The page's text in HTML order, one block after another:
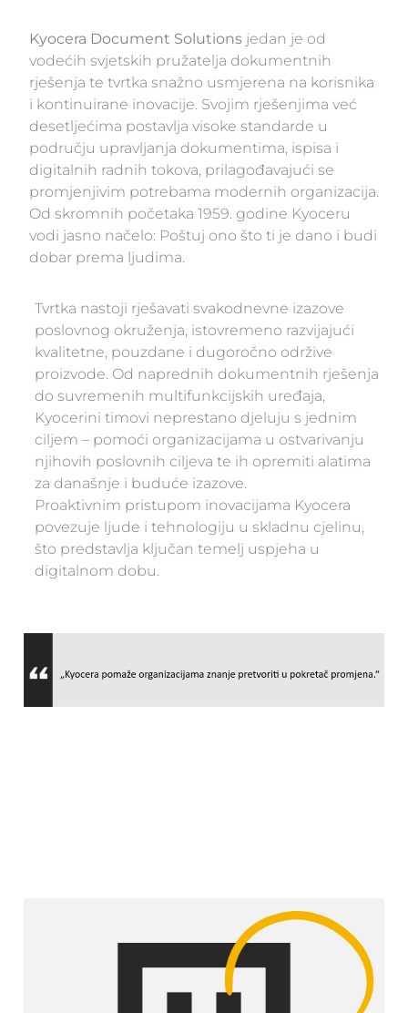
Kyocera Document Solutions jedan je od
vodećih svjetskih pružatelja dokumentnih
rješenja te tvrtka snažno usmjerena na korisnika
i kontinuirane inovacije. Svojim rješenjima već
desetljećima postavlja visoke standarde u
području upravljanja dokumentima, ispisa i
digitalnih radnih tokova, prilagođavajući se
promjenjivim potrebama modernih organizacija.
Od skromnih početaka 1959. godine Kyoceru
vodi jasno načelo: Poštuj ono što ti je dano i budi
dobar prema ljudima.
Tvrtka nastoji rješavati svakodnevne izazove
poslovnog okruženja, istovremeno razvijajući
kvalitetne, pouzdane i dugoročno održive
proizvode. Od naprednih dokumentnih rješenja
do suvremenih multifunkcijskih uređaja,
Kyocerini timovi neprestano djeluju s jednim
ciljem – pomoći organizacijama u ostvarivanju
njihovih poslovnih ciljeva te ih opremiti alatima
za današnje i buduće izazove.
Proaktivnim pristupom inovacijama Kyocera
povezuje ljude i tehnologiju u skladnu cjelinu,
što predstavlja ključan temelj uspjeha u
digitalnom dobu.